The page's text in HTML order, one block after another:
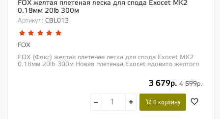
FOX желтая плетеная леска для спода Exocet MK2
0.18мм 20lb 300м
Артикул: CBL013
FOX
FOX (Фокс) желтая плетеная леска для спода Exocet MK2
0.18мм 20lb 300м Новая плетенка Exocet ядовито желтого
3 679р. 4 599р.
− + В корзину